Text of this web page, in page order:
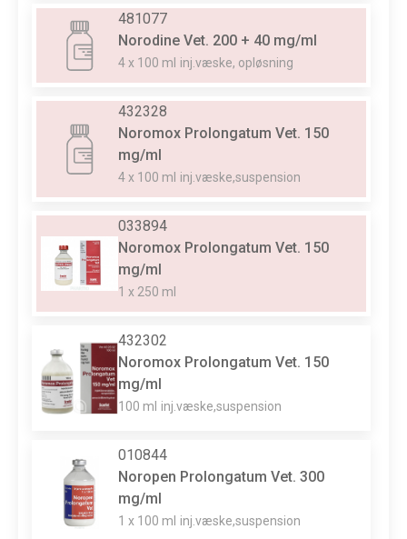
481077
Norodine Vet. 200 + 40 mg/ml
4 x 100 ml inj.væske, opløsning
432328
Noromox Prolongatum Vet. 150
mg/ml
4 x 100 ml inj.væske,suspension
033894
Noromox Prolongatum Vet. 150
mg/ml
1 x 250 ml
432302
Noromox Prolongatum Vet. 150
mg/ml
100 ml inj.væske,suspension
010844
Noropen Prolongatum Vet. 300
mg/ml
1 x 100 ml inj.væske,suspension